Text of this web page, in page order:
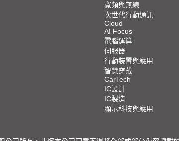
寬頻與無線
次世代行動通訊
Cloud
AI Focus
電腦運算
伺服器
行動裝置與應用
智慧穿戴
CarTech
IC設計
IC製造
顯示科技與應用